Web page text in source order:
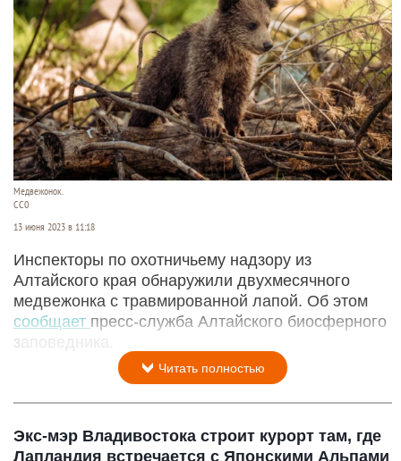
Медвежонок.
CC0
13 июня 2023 в 11:18
Инспекторы по охотничьему надзору из
Алтайского края обнаружили двухмесячного
медвежонка с травмированной лапой. Об этом
сообщает пресс-служба Алтайского биосферного
заповедника.
Читать полностью
Экс-мэр Владивостока строит курорт там, где
Лапландия встречается с Японскими Альпами